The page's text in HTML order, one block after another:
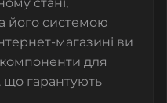
його системою
магазині ви
компоненти для
що гарантують